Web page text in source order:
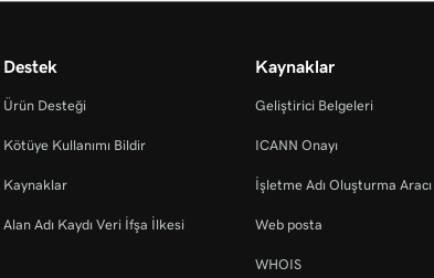
Destek
Ürün Desteği
Kötüye Kullanımı Bildir
Kaynaklar
Alan Adı Kaydı Veri İfşa İlkesi
Kaynaklar
Geliştirici Belgeleri
ICANN Onayı
İşletme Adı Oluşturma Aracı
Web posta
WHOIS